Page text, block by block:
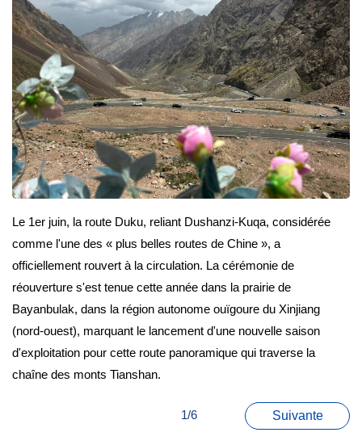
Le 1er juin, la route Duku, reliant Dushanzi-Kuqa, considérée
comme l'une des « plus belles routes de Chine », a
officiellement rouvert à la circulation. La cérémonie de
réouverture s'est tenue cette année dans la prairie de
Bayanbulak, dans la région autonome ouïgoure du Xinjiang
(nord-ouest), marquant le lancement d'une nouvelle saison
d'exploitation pour cette route panoramique qui traverse la
chaîne des monts Tianshan.
1/6 Suivante